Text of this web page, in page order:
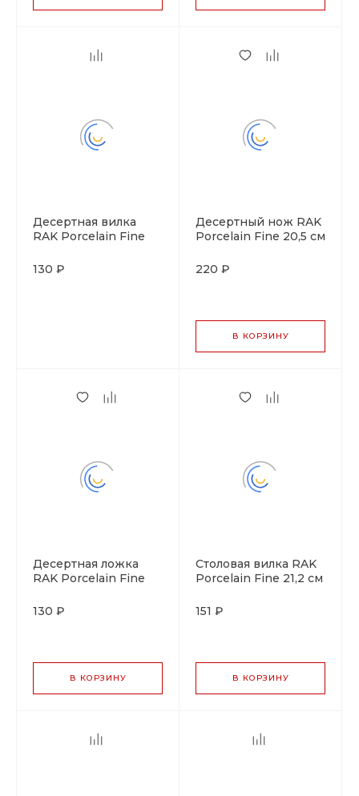
Десертная вилка
RAK Porcelain Fine
130 ₽
Десертный нож RAK
Porcelain Fine 20,5 см
220 ₽
В КОРЗИНУ
Десертная ложка
RAK Porcelain Fine
130 ₽
В КОРЗИНУ
Столовая вилка RAK
Porcelain Fine 21,2 см
151 ₽
В КОРЗИНУ